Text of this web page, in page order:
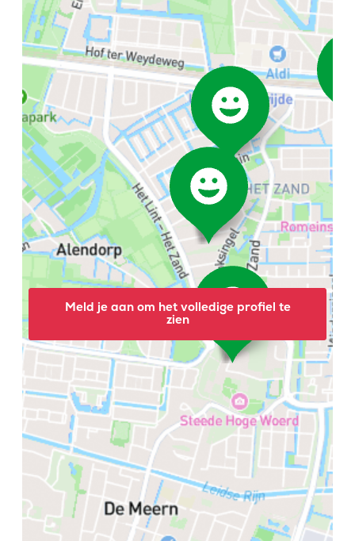
Meld je aan om het volledige profiel te
zien